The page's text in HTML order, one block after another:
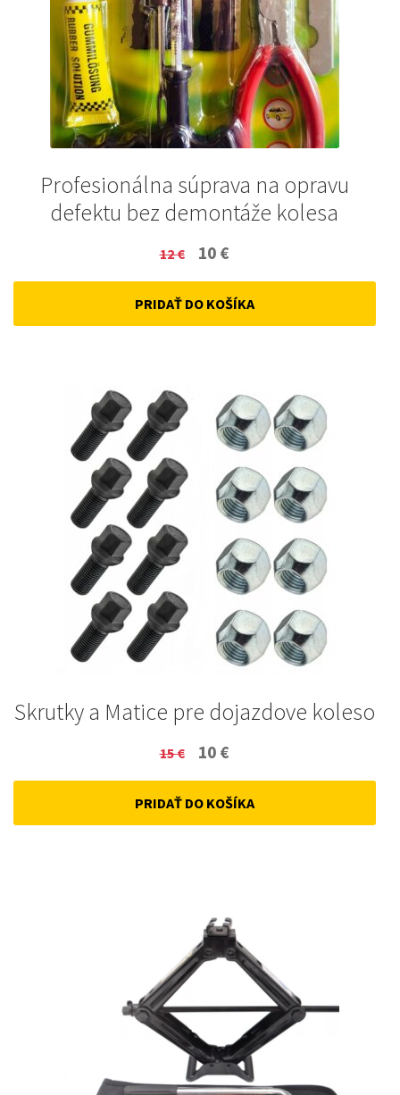
Profesionálna súprava na opravu
defektu bez demontáže kolesa
12€
Original
price
was:
10 €
price
is:
PRIDAŤ DO KOŠÍKA
Skrutky a Matice pre dojazdove koleso
15€
Original
price
was:
10 €
price
is:
PRIDAŤ DO KOŠÍKA